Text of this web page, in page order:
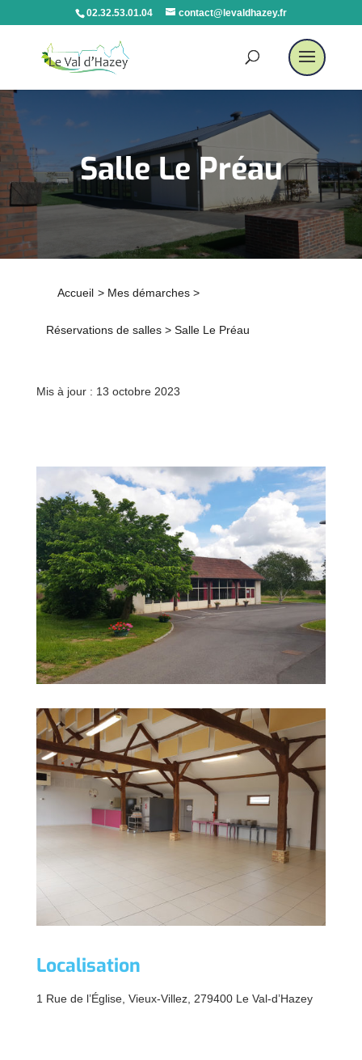
02.32.53.01.04 contact@levaldhazey.fr
Salle Le Préau
Accueil > Mes démarches >
Réservations de salles > Salle Le Préau
Mis à jour : 13 octobre 2023
Localisation
1 Rue de l’Église, Vieux-Villez, 279400 Le Val-d’Hazey